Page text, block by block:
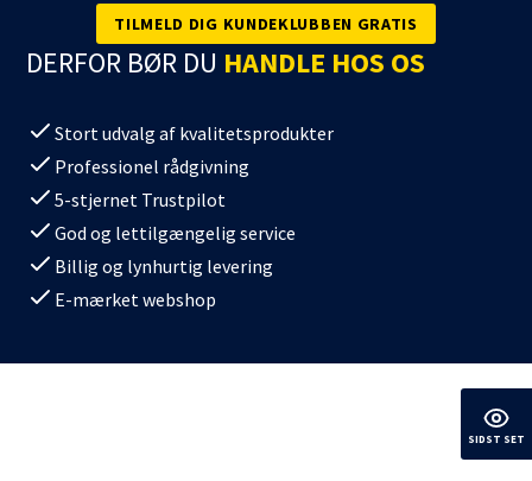
TILMELD DIG KUNDEKLUBBEN GRATIS
DERFOR BØR DU HANDLE HOS OS
Stort udvalg af kvalitetsprodukter
Professionel rådgivning
5-stjernet Trustpilot
God og lettilgængelig service
Billig og lynhurtig levering
E-mærket webshop
SIDST SET